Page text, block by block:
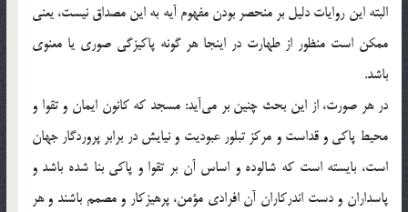
البته اين روايات دليل بر منحصر بودن مفهوم آيه به اين مصداق نيست، يعني
ممكن است منظور از طهارت در اينجا هر گونه پاكيزگي صوري يا معنوي
باشد.
در هر صورت، از اين بحث چنين بر مي‌آيد: مسجد كه كانون ايمان و تقوا و
محيط پاكي و قداست و مركز تبلور عبوديت و نيايش در برابر پروردگار جهان
است، بايسته است كه شالوده و اساس آن بر تقوا و پاكي بنا شده باشد و
پاسداران و دست اندركاران آن افرادي مؤمن، پرهيزكار و مصمم باشند و هر